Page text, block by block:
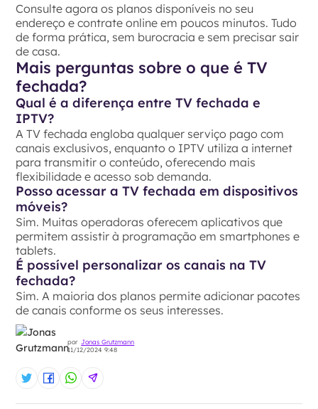
Consulte agora os planos disponíveis no seu
endereço e contrate online em poucos minutos. Tudo
de forma prática, sem burocracia e sem precisar sair
de casa.
Mais perguntas sobre o que é TV
fechada?
Qual é a diferença entre TV fechada e
IPTV?
A TV fechada engloba qualquer serviço pago com
canais exclusivos, enquanto o IPTV utiliza a internet
para transmitir o conteúdo, oferecendo mais
flexibilidade e acesso sob demanda.
Posso acessar a TV fechada em dispositivos
móveis?
Sim. Muitas operadoras oferecem aplicativos que
permitem assistir à programação em smartphones e
tablets.
É possível personalizar os canais na TV
fechada?
Sim. A maioria dos planos permite adicionar pacotes
de canais conforme os seus interesses.
por Jonas Grutzmann
11/12/2024 9:48